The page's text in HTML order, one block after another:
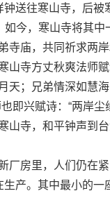
钟送往寒山寺，后被
如今，寒山寺将其
寺庙，共同祈求两岸
寺方丈秋爽法师赋
天；兄弟情深如慧
即兴赋诗：“两岸
山寺，和平钟声到台
房里，人们仍在紧
生产。其中最小的一